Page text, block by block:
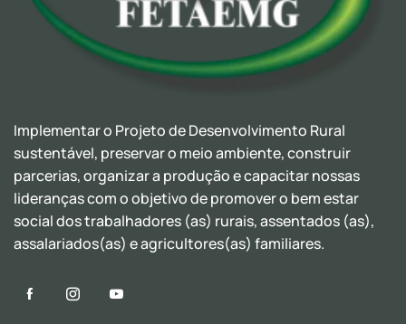
Implementar o Projeto de Desenvolvimento Rural
sustentável, preservar o meio ambiente, construir
parcerias, organizar a produção e capacitar nossas
lideranças com o objetivo de promover o bem estar
social dos trabalhadores (as) rurais, assentados (as),
assalariados(as) e agricultores(as) familiares.